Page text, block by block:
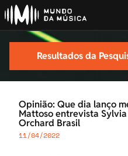
Resultados da
Opinião: Que dia lanço
Mattoso entrevista
Orchard Brasil
11/04/2022